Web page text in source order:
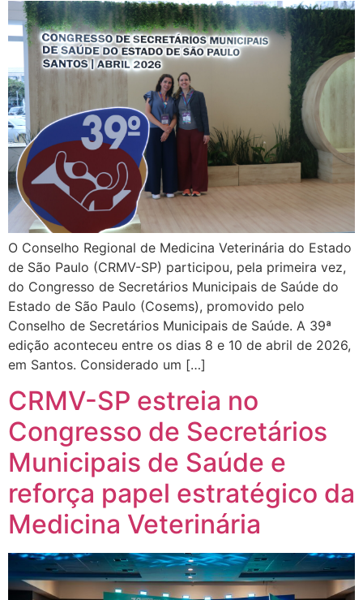
O Conselho Regional de Medicina Veterinária do Estado
de São Paulo (CRMV-SP) participou, pela primeira vez,
do Congresso de Secretários Municipais de Saúde do
Estado de São Paulo (Cosems), promovido pelo
Conselho de Secretários Municipais de Saúde. A 39ª
edição aconteceu entre os dias 8 e 10 de abril de 2026,
em Santos. Considerado um […]
CRMV-SP estreia no
Congresso de Secretários
Municipais de Saúde e
reforça papel estratégico da
Medicina Veterinária